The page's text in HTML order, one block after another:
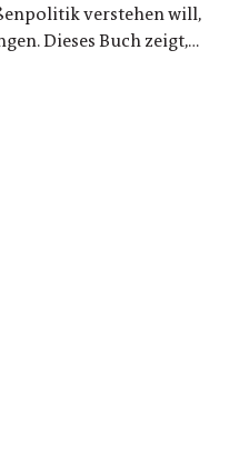
verstehen will,
Dieses Buch zeigt,